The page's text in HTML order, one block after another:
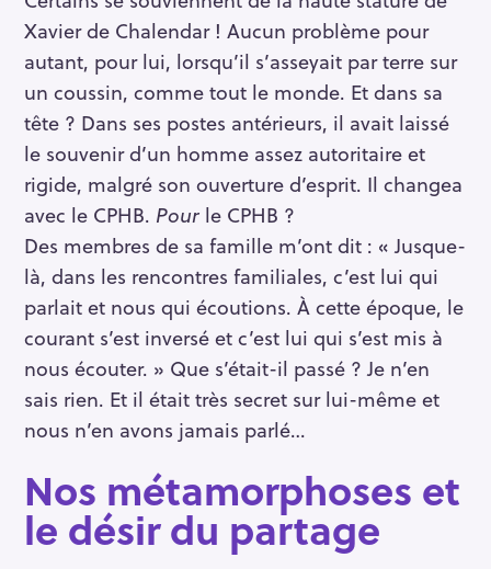
Xavier de Chalendar ! Aucun problème pour
autant, pour lui, lorsqu’il s’asseyait par terre sur
un coussin, comme tout le monde. Et dans sa
tête ? Dans ses postes antérieurs, il avait laissé
le souvenir d’un homme assez autoritaire et
rigide, malgré son ouverture d’esprit. Il changea
avec le CPHB. Pour le CPHB ?
Des membres de sa famille m’ont dit : « Jusque-
là, dans les rencontres familiales, c’est lui qui
parlait et nous qui écoutions. À cette époque, le
courant s’est inversé et c’est lui qui s’est mis à
nous écouter. » Que s’était-il passé ? Je n’en
sais rien. Et il était très secret sur lui-même et
nous n’en avons jamais parlé…
Nos métamorphoses et
le désir du partage